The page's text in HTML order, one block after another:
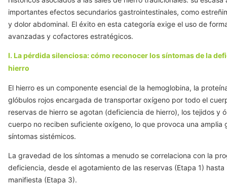
importantes efectos secundarios gastrointestinales, como
y dolor abdominal. El éxito en esta categoría exige el uso de
avanzadas y cofactores estratégicos.
I. La pérdida silenciosa: cómo reconocer los síntomas de la
hierro
El hierro es un componente esencial de la hemoglobina, la
glóbulos rojos encargada de transportar oxígeno por todo el
reservas de hierro se agotan (deficiencia de hierro), los tejidos y
cuerpo no reciben suficiente oxígeno, lo que provoca una amplia
síntomas sistémicos.
La gravedad de los síntomas a menudo se correlaciona con la
deficiencia, desde el agotamiento de las reservas (Etapa 1) hasta
manifiesta (Etapa 3).